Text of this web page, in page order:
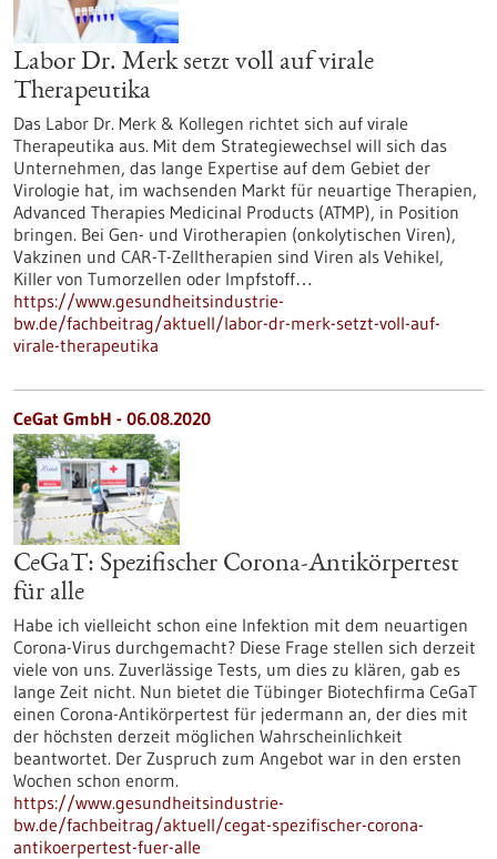
Labor Dr. Merk setzt voll auf virale
Therapeutika
Das Labor Dr. Merk & Kollegen richtet sich auf virale
Therapeutika aus. Mit dem Strategiewechsel will sich das
Unternehmen, das lange Expertise auf dem Gebiet der
Virologie hat, im wachsenden Markt für neuartige Therapien,
Advanced Therapies Medicinal Products (ATMP), in Position
bringen. Bei Gen- und Virotherapien (onkolytischen Viren),
Vakzinen und CAR-T-Zelltherapien sind Viren als Vehikel,
Killer von Tumorzellen oder Impfstoff…
https://www.gesundheitsindustrie-
bw.de/fachbeitrag/aktuell/labor-dr-merk-setzt-voll-auf-
virale-therapeutika
CeGat GmbH - 06.08.2020
CeGaT: Spezifischer Corona-Antikörpertest
für alle
Habe ich vielleicht schon eine Infektion mit dem neuartigen
Corona-Virus durchgemacht? Diese Frage stellen sich derzeit
viele von uns. Zuverlässige Tests, um dies zu klären, gab es
lange Zeit nicht. Nun bietet die Tübinger Biotechfirma CeGaT
einen Corona-Antikörpertest für jedermann an, der dies mit
der höchsten derzeit möglichen Wahrscheinlichkeit
beantwortet. Der Zuspruch zum Angebot war in den ersten
Wochen schon enorm.
https://www.gesundheitsindustrie-
bw.de/fachbeitrag/aktuell/cegat-spezifischer-corona-
antikoerpertest-fuer-alle